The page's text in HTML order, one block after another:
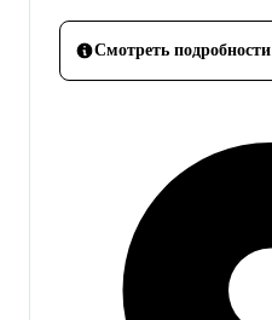
Смотреть подробности